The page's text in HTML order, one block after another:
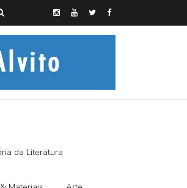
SIM SENHOR
da Literatura